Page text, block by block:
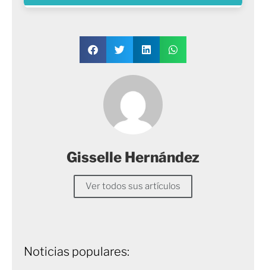
Gisselle Hernández
Ver todos sus artículos
Noticias populares: